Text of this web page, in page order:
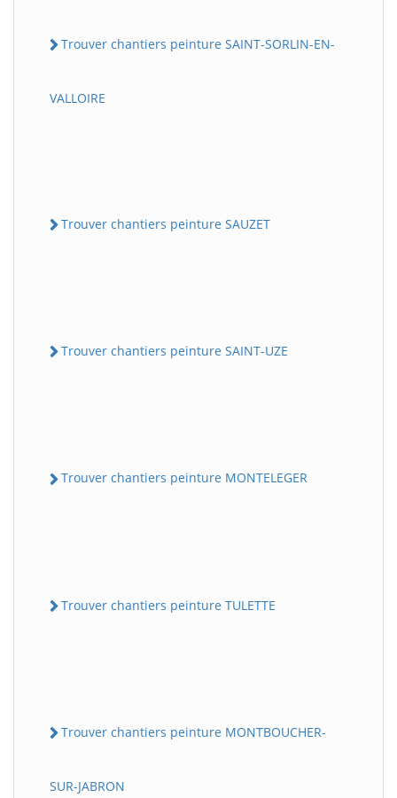
Trouver chantiers peinture SAINT-SORLIN-EN-
VALLOIRE
Trouver chantiers peinture SAUZET
Trouver chantiers peinture SAINT-UZE
Trouver chantiers peinture MONTELEGER
Trouver chantiers peinture TULETTE
Trouver chantiers peinture MONTBOUCHER-
SUR-JABRON